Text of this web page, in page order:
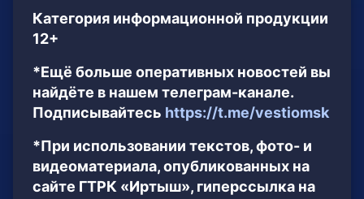
Категория информационной продукции
12+
*Ещё больше оперативных новостей вы
найдёте в нашем телеграм-канале.
Подписывайтесь https://t.me/vestiomsk
*При использовании текстов, фото- и
видеоматериала, опубликованных на
сайте ГТРК «Иртыш», гиперссылка на